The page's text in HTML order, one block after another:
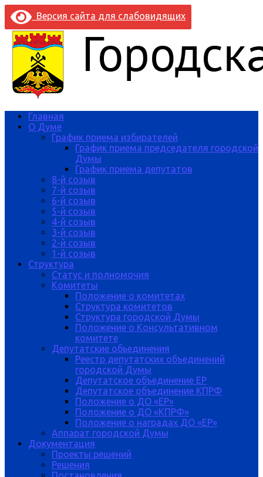
Версия сайта для слабовидящих
Главная
О Думе
График приема избирателей
График приема председателя городской
Думы
График приема депутатов
8-й созыв
7-й созыв
6-й созыв
5-й созыв
4-й созыв
3-й созыв
2-й созыв
1-й созыв
Структура
Статус и полномочия
Комитеты
Положение о комитетах
Структура комитетов
Структура городской Думы
Положение о Консультативном
комитете
Депутатские обьединения
Реестр депутатских объединений
городской Думы
Депутатское объединение ЕР
Депутатское объединение КПРФ
Положение о ДО «ЕР»
Положение о ДО «КПРФ»
Положение о наградах ДО «ЕР»
Аппарат городской Думы
Документация
Проекты решений
Решения